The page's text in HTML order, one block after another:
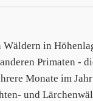
in
Primaten -
Monate im
und